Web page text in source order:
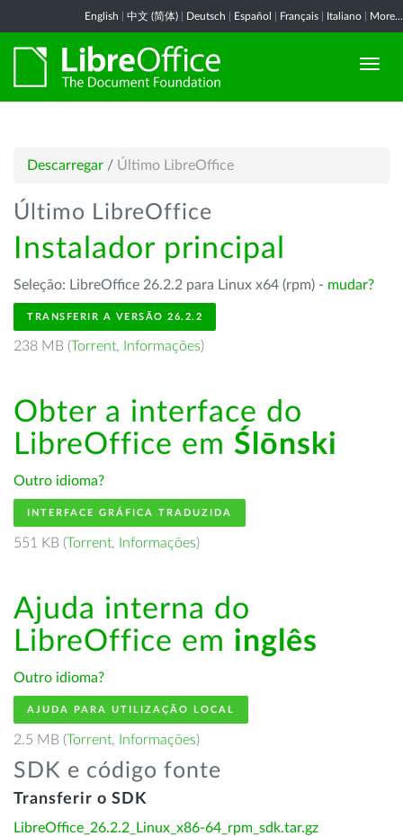
English 中文 (简体) Deutsch Español Français Italiano More...
Descarregar / Último LibreOffice
Último LibreOffice
Instalador principal
Seleção: LibreOffice 26.2.2 para Linux x64 (rpm) - mudar?
TRANSFERIR A VERSÃO 26.2.2
238 MB (Torrent, Informações)
Obter a interface do
LibreOffice em Ślōnski
Outro idioma?
INTERFACE GRÁFICA TRADUZIDA
551 KB (Torrent, Informações)
Ajuda interna do
LibreOffice em inglês
Outro idioma?
AJUDA PARA UTILIZAÇÃO LOCAL
2.5 MB (Torrent, Informações)
SDK e código fonte
Transferir o SDK
LibreOffice_26.2.2_Linux_x86-64_rpm_sdk.tar.gz